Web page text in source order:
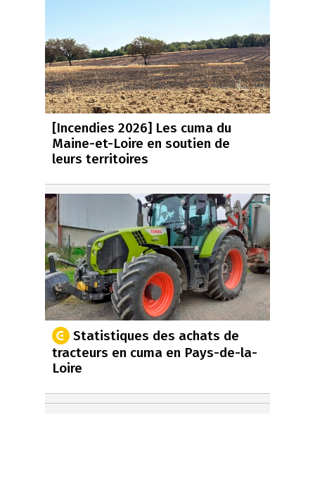
[Incendies 2026] Les cuma du
Maine-et-Loire en soutien de
leurs territoires
Statistiques des achats de
tracteurs en cuma en Pays-de-la-
Loire